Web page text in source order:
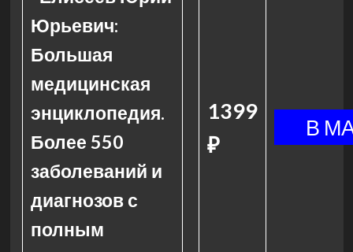
Юрьевич:
Большая
медицинская
энциклопедия.
Более 550
заболеваний и
диагнозов с
полным
1399
₽